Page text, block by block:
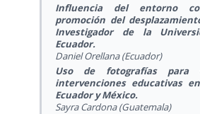
Influencia del entorno
promoción del
Investigador de la
Ecuador.
Daniel Orellana (Ecuador)
Uso de fotografías para
intervenciones educativas
Ecuador y México.
Sayra Cardona (Guatemala)